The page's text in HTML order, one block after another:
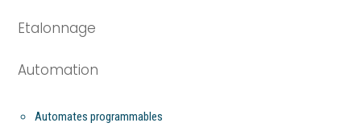
Etalonnage
Automation
Automates programmables